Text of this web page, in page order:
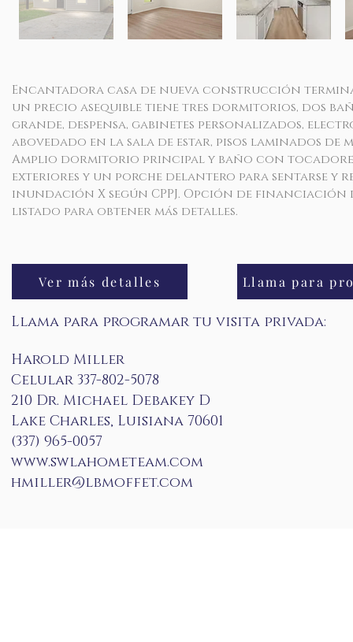
Encantadora casa de nueva construcción
un precio asequible tiene tres dormitorios, dos
grande, despensa, gabinetes personalizados,
abovedado en la sala de estar, pisos laminados
Amplio dormitorio principal y baño con tocadores
exteriores y un porche delantero para sentarse y
inundación X según CPPJ. Opción de
listado para obtener más detalles.
Ver más detalles
Llama para programar tu visita privada:
Harold Miller
Celular 337-802-5078
210 Dr. Michael Debakey D
Lake Charles, Luisiana 70601
(337) 965-0057
www.swlahometeam.com
hmiller@lbmoffet.com